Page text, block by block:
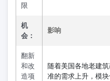
限
机
会：
影响
翻新
和改
造项
随着美国各地老建
准的需求上升，模